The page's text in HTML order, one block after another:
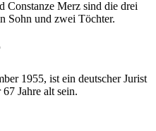
Constanze Merz sind die drei
Sohn und zwei Töchter.
1955, ist ein deutscher Jurist
Jahre alt sein.